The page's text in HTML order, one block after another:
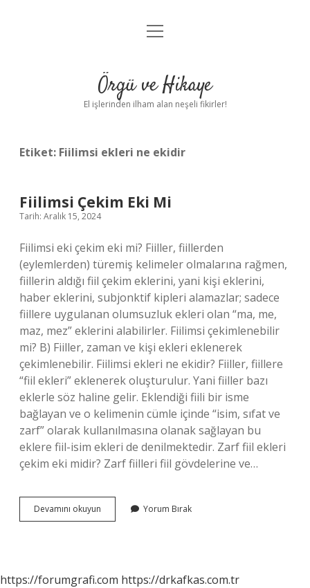
Anasayfa
Yasal Uyarı
menüyü
Örgü ve Hikaye
El işlerinden ilham alan neşeli fikirler!
Etiket: Fiilimsi ekleri ne ekidir
Fiilimsi Çekim Eki Mi
Tarih: Aralık 15, 2024
Fiilimsi eki çekim eki mi? Fiiller, fiillerden
(eylemlerden) türemiş kelimeler olmalarına rağmen,
fiillerin aldığı fiil çekim eklerini, yani kişi eklerini,
haber eklerini, subjonktif kipleri alamazlar; sadece
fiillere uygulanan olumsuzluk ekleri olan “ma, me,
maz, mez” eklerini alabilirler. Fiilimsi çekimlenebilir
mi? B) Fiiller, zaman ve kişi ekleri eklenerek
çekimlenebilir. Fiilimsi ekleri ne ekidir? Fiiller, fiillere
“fiil ekleri” eklenerek oluşturulur. Yani fiiller bazı
eklerle söz haline gelir. Eklendiği fiili bir isme
bağlayan ve o kelimenin cümle içinde “isim, sıfat ve
zarf” olarak kullanılmasına olanak sağlayan bu
eklere fiil-isim ekleri de denilmektedir. Zarf fiil ekleri
çekim eki midir? Zarf fiilleri fiil gövdelerine ve…
Devamını okuyun
Çekim
Yorum Bırak
https://forumgrafi.com https://drkafkas.com.tr